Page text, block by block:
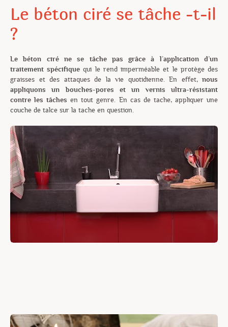
Le béton ciré se tâche -t-il
?
Le béton ciré ne se tâche pas grâce à l’application d’un
traitement spécifique qui le rend imperméable et le protège des
graisses et des attaques de la vie quotidienne. En effet, nous
appliquons un bouches-pores et un vernis ultra-résistant
contre les tâches en tout genre. En cas de tache, appliquer une
couche de talce sur la tache en question.